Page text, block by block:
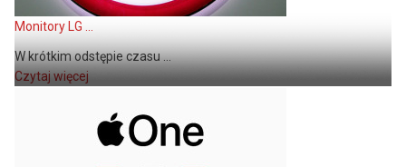
Monitory LG ...
W krótkim odstępie czasu ...
Czytaj więcej